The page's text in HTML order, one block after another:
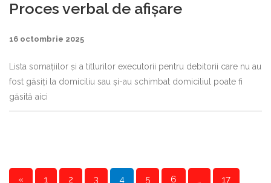
Proces verbal de afișare
16 octombrie 2025
Lista somațiilor și a titlurilor executorii pentru debitorii care nu au
fost găsiți la domiciliu sau și-au schimbat domiciliul poate fi
găsită aici
« 1 2 3 4 5 6
17